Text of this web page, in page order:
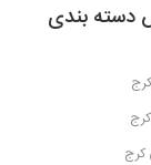
دسته بندی
کرج